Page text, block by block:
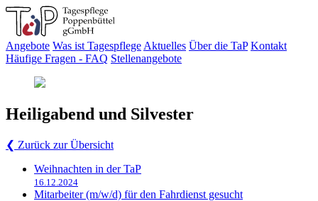
Angebote Was ist Tagespflege Aktuelles Über die TaP Kontakt
Häufige Fragen - FAQ Stellenangebote
Heiligabend und Silvester
❮ Zurück zur Übersicht
Weihnachten in der TaP
16.12.2024
Mitarbeiter (m/w/d) für den Fahrdienst gesucht